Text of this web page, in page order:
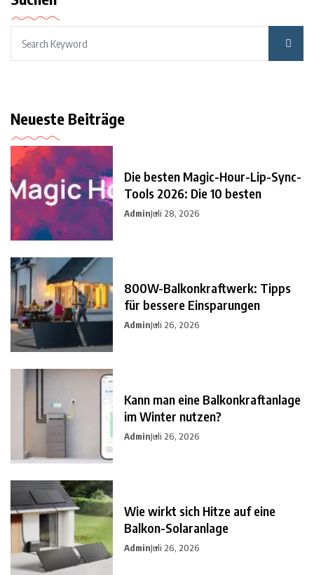
Neueste Beiträge
Die besten Magic-Hour-Lip-Sync-
Tools 2026: Die 10 besten
AdminJuli 28, 2026
800W-Balkonkraftwerk: Tipps
für bessere Einsparungen
AdminJuli 26, 2026
Kann man eine Balkonkraftanlage
im Winter nutzen?
AdminJuli 26, 2026
Wie wirkt sich Hitze auf eine
Balkon-Solaranlage
AdminJuli 26, 2026